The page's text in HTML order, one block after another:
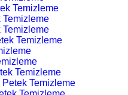
Temizleme
Temizleme
Temizleme
Temizleme
Temizleme
Petek Temizleme